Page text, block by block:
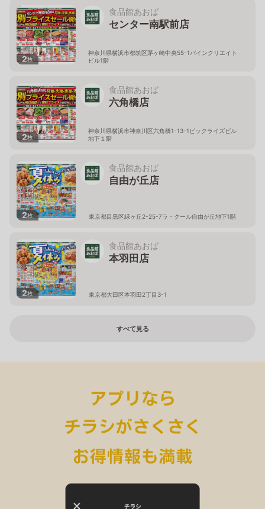
2枚
食品館あおば
センター南駅前店
神奈川県横浜市都筑区茅ヶ崎中央55-1パインクリエイト
ビル1階
2枚
食品館あおば
六角橋店
神奈川県横浜市神奈川区六角橋1-13-1ビックライズビル
地下１階
2枚
食品館あおば
自由が丘店
東京都目黒区緑ヶ丘2-25-7ラ・クール自由が丘地下1階
2枚
食品館あおば
本羽田店
東京都大田区本羽田2丁目3-1
すべて見る